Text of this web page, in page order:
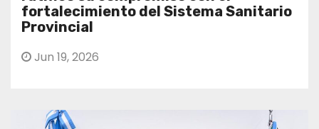
fortalecimiento del Sistema Sanitario
Provincial
Jun 19, 2026